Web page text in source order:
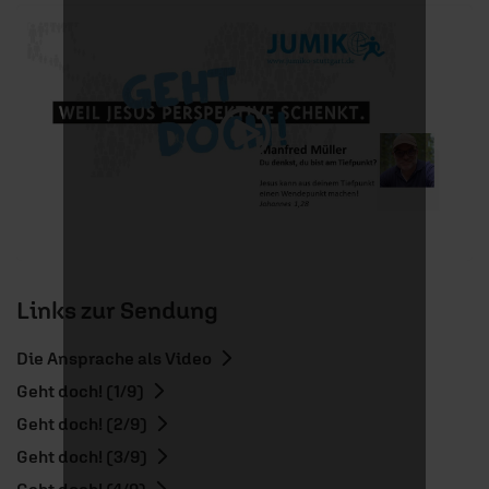
Links zur Sendung
Die Ansprache als Video
Geht doch! (1/9)
Geht doch! (2/9)
Geht doch! (3/9)